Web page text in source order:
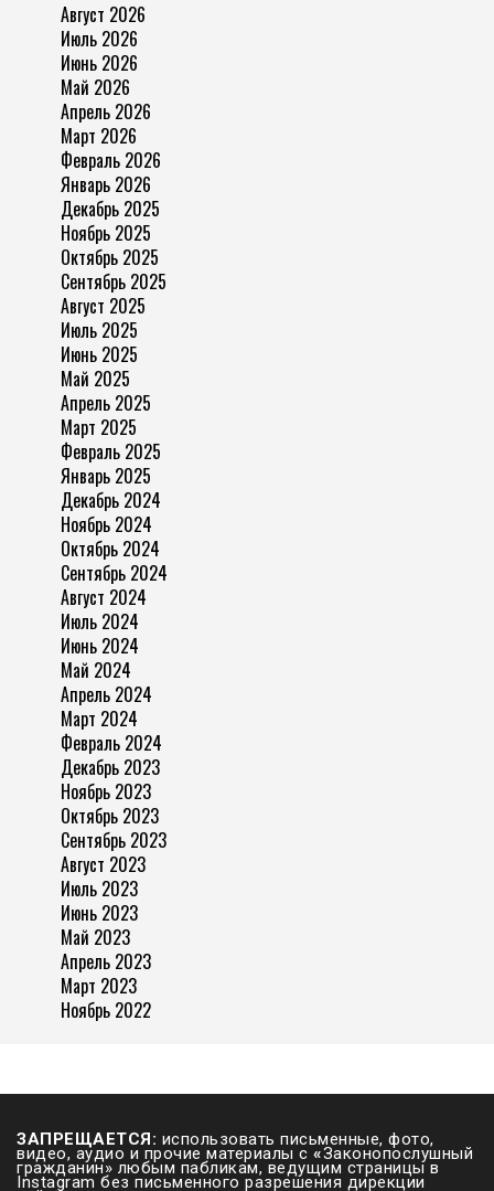
Август 2026
Июль 2026
Июнь 2026
Май 2026
Апрель 2026
Март 2026
Февраль 2026
Январь 2026
Декабрь 2025
Ноябрь 2025
Октябрь 2025
Сентябрь 2025
Август 2025
Июль 2025
Июнь 2025
Май 2025
Апрель 2025
Март 2025
Февраль 2025
Январь 2025
Декабрь 2024
Ноябрь 2024
Октябрь 2024
Сентябрь 2024
Август 2024
Июль 2024
Июнь 2024
Май 2024
Апрель 2024
Март 2024
Февраль 2024
Декабрь 2023
Ноябрь 2023
Октябрь 2023
Сентябрь 2023
Август 2023
Июль 2023
Июнь 2023
Май 2023
Апрель 2023
Март 2023
Ноябрь 2022
ЗАПРЕЩАЕТСЯ: использовать письменные, фото,
видео, аудио и прочие материалы с «Законопослушный
гражданин» любым пабликам, ведущим страницы в
Instagram без письменного разрешения дирекции